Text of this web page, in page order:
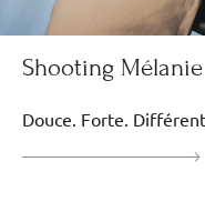
Shooting Mélanie
Douce. Forte.